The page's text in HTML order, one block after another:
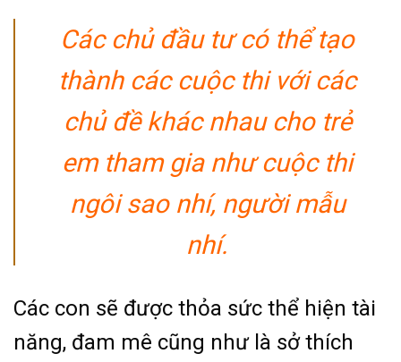
Các chủ đầu tư có thể tạo
thành các cuộc thi với các
chủ đề khác nhau cho trẻ
em tham gia như cuộc thi
ngôi sao nhí, người mẫu
nhí.
Các con sẽ được thỏa sức thể hiện tài
năng, đam mê cũng như là sở thích